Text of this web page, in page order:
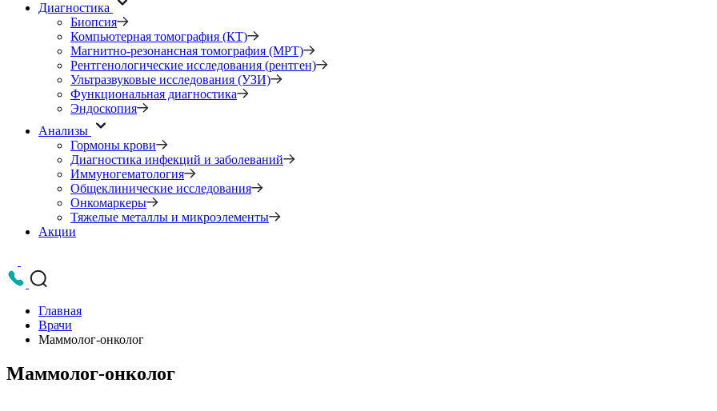
Диагностика
Биопсия
Компьютерная томография (КТ)
Магнитно-резонансная томография (МРТ)
Рентгенологические исследования (рентген)
Ультразвуковые исследования (УЗИ)
Функциональная диагностика
Эндоскопия
Анализы
Гормоны крови
Диагностика инфекций и заболеваний
Иммуногематология
Общеклинические исследования
Онкомаркеры
Тяжелые металлы и микроэлементы
Акции
Главная
Врачи
Маммолог-онколог
Маммолог-онколог